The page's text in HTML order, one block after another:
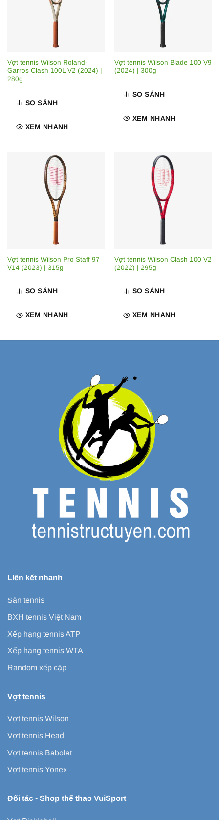
Vợt tennis Wilson Roland-
Garros Clash 100L V2 (2024) |
280g
SO SÁNH
XEM NHANH
Vợt tennis Wilson Blade 100 V9
(2024) | 300g
SO SÁNH
XEM NHANH
Vợt tennis Wilson Pro Staff 97
V14 (2023) | 315g
SO SÁNH
XEM NHANH
Vợt tennis Wilson Clash 100 V2
(2022) | 295g
SO SÁNH
XEM NHANH
Liên kết nhanh
Sân tennis
BXH tennis Việt Nam
Xếp hạng tennis ATP
Xếp hạng tennis WTA
Random xếp cặp
Vợt tennis
Vợt tennis Wilson
Vợt tennis Head
Vợt tennis Babolat
Vợt tennis Yonex
Đối tác - Shop thể thao VuiSport